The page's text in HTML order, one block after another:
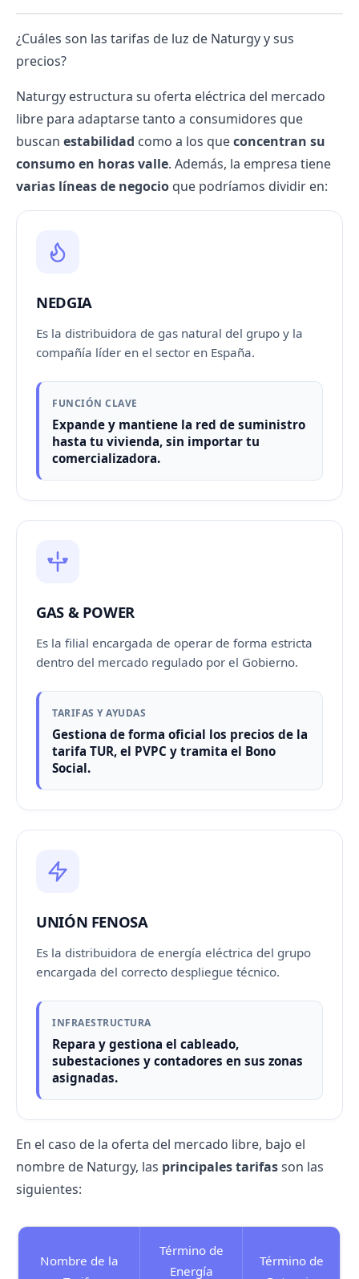
¿Cuáles son las tarifas de luz de Naturgy y sus
precios?
Naturgy estructura su oferta eléctrica del mercado
libre para adaptarse tanto a consumidores que
buscan estabilidad como a los queconcentran su
consumo en horas valle. Además, la empresa tiene
varias líneas de negocio que podríamos dividir en:
NEDGIA
Es la distribuidora de gas natural del grupo y la
compañía líder en el sector en España.
FUNCIÓN CLAVE
Expande y mantiene la red de suministro
hasta tu vivienda, sin importar tu
comercializadora.
GAS & POWER
Es la filial encargada de operar de forma estricta
dentro del mercado regulado por el Gobierno.
TARIFAS Y AYUDAS
Gestiona de forma oficial los precios de la
tarifa TUR, el PVPC y tramita el Bono
Social.
UNIÓN FENOSA
Es la distribuidora de energía eléctrica del grupo
encargada del correcto despliegue técnico.
INFRAESTRUCTURA
Repara y gestiona el cableado,
subestaciones y contadores en sus zonas
asignadas.
En el caso de la oferta del mercado libre, bajo el
nombre de Naturgy, las principales tarifasson las
siguientes:
Nombre de la
Término de
Energía
Término de